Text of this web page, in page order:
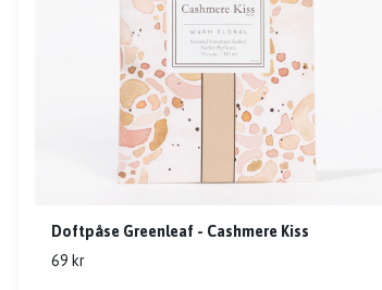
Doftpåse Greenleaf - Cashmere Kiss
69 kr